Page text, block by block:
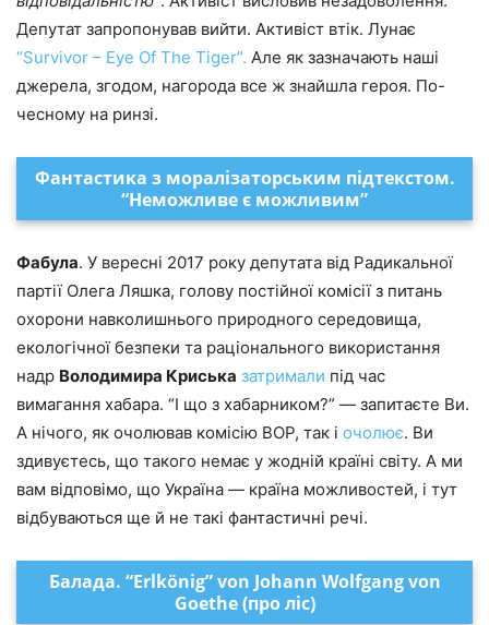
Депутат запропонував вийти. Активіст втік. Лунає
“Survivor – Eye Of The Tiger”. Але як зазначають наші
джерела, згодом, нагорода все ж знайшла героя. По-
чесному на ринзі.
Фантастика з моралізаторським підтекстом.
“Неможливе є можливим”
Фабула. У вересні 2017 року депутата від Радикальної
партії Олега Ляшка, голову постійної комісії з питань
охорони навколишнього природного середовища,
екологічної безпеки та раціонального використання
надр Володимира Криська затримали під час
вимагання хабара. “І що з хабарником?” — запитаєте Ви.
А нічого, як очолював комісію ВОР, так і очолює. Ви
здивуєтесь, що такого немає у жодній країні світу. А ми
вам відповімо, що Україна — країна можливостей, і тут
відбуваються ще й не такі фантастичні речі.
Балада. “Erlkönig” von Johann Wolfgang von
Goethe (про ліс)